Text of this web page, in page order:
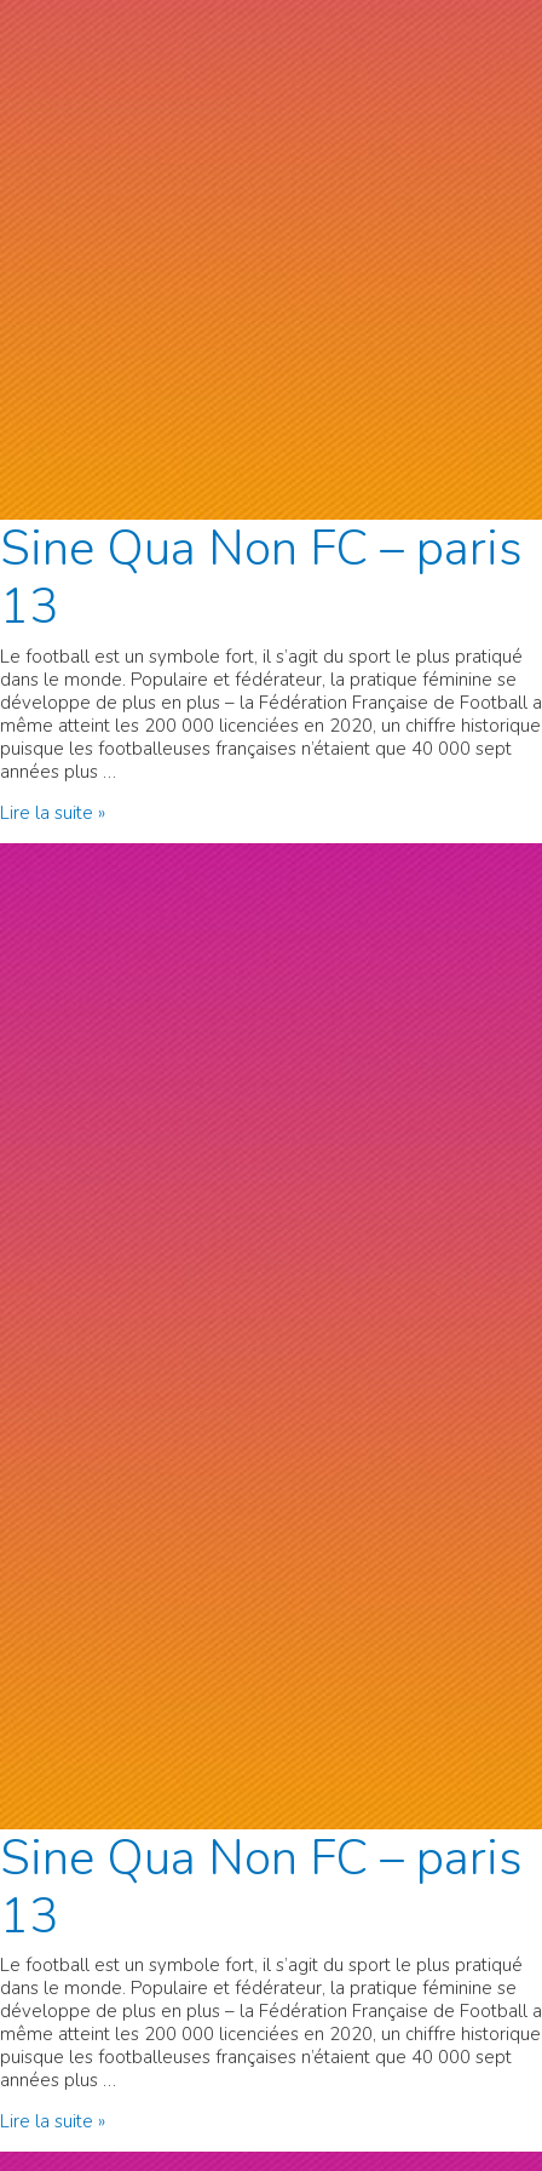
Sine Qua Non FC – paris
13
Le football est un symbole fort, il s’agit du sport le plus pratiqué
dans le monde. Populaire et fédérateur, la pratique féminine se
développe de plus en plus – la Fédération Française de Football a
même atteint les 200 000 licenciées en 2020, un chiffre historique
puisque les footballeuses françaises n’étaient que 40 000 sept
années plus …
Sine
Lire la suite »
Sine Qua Non FC – paris
13
Le football est un symbole fort, il s’agit du sport le plus pratiqué
dans le monde. Populaire et fédérateur, la pratique féminine se
développe de plus en plus – la Fédération Française de Football a
même atteint les 200 000 licenciées en 2020, un chiffre historique
puisque les footballeuses françaises n’étaient que 40 000 sept
années plus …
Sine
Lire la suite »